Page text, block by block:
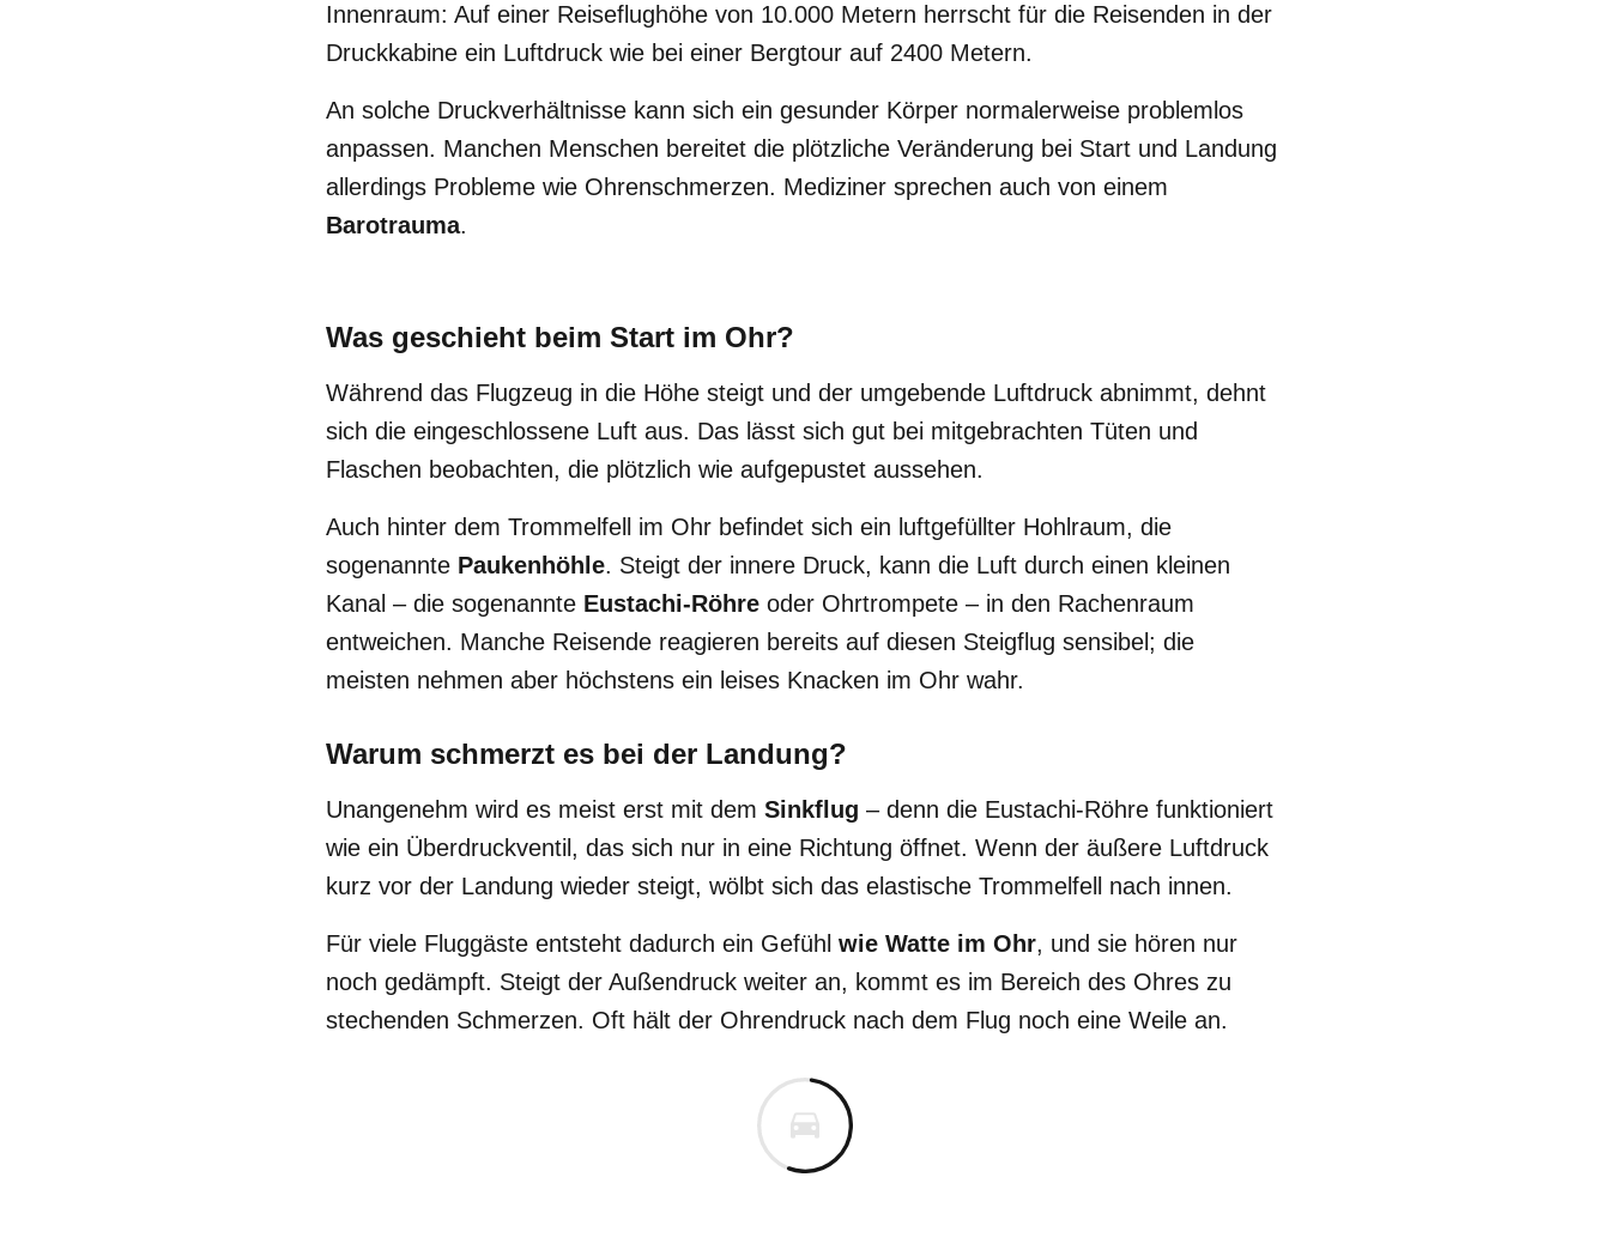
Innenraum: Auf einer Reiseflughöhe von 10.000 Metern herrscht für die Reisenden in der
Druckkabine ein Luftdruck wie bei einer Bergtour auf 2400 Metern.
An solche Druckverhältnisse kann sich ein gesunder Körper normalerweise problemlos
anpassen. Manchen Menschen bereitet die plötzliche Veränderung bei Start und Landung
allerdings Probleme wie Ohrenschmerzen. Mediziner sprechen auch von einem
Barotrauma.
Was geschieht beim Start im Ohr?
Während das Flugzeug in die Höhe steigt und der umgebende Luftdruck abnimmt, dehnt
sich die eingeschlossene Luft aus. Das lässt sich gut bei mitgebrachten Tüten und
Flaschen beobachten, die plötzlich wie aufgepustet aussehen.
Auch hinter dem Trommelfell im Ohr befindet sich ein luftgefüllter Hohlraum, die
sogenannte Paukenhöhle. Steigt der innere Druck, kann die Luft durch einen kleinen
Kanal – die sogenannte Eustachi-Röhre oder Ohrtrompete – in den Rachenraum
entweichen. Manche Reisende reagieren bereits auf diesen Steigflug sensibel; die
meisten nehmen aber höchstens ein leises Knacken im Ohr wahr.
Warum schmerzt es bei der Landung?
Unangenehm wird es meist erst mit dem Sinkflug – denn die Eustachi-Röhre funktioniert
wie ein Überdruckventil, das sich nur in eine Richtung öffnet. Wenn der äußere Luftdruck
kurz vor der Landung wieder steigt, wölbt sich das elastische Trommelfell nach innen.
Für viele Fluggäste entsteht dadurch ein Gefühl wie Watte im Ohr, und sie hören nur
noch gedämpft. Steigt der Außendruck weiter an, kommt es im Bereich des Ohres zu
stechenden Schmerzen. Oft hält der Ohrendruck nach dem Flug noch eine Weile an.